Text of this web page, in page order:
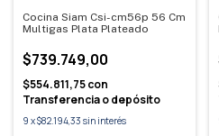
Cocina Siam Csi-cm56p 56 Cm
Multigas Plata Plateado
$739.749,00
$554.811,75con
Transferencia o depósito
9 x$82.194,33 sin interés